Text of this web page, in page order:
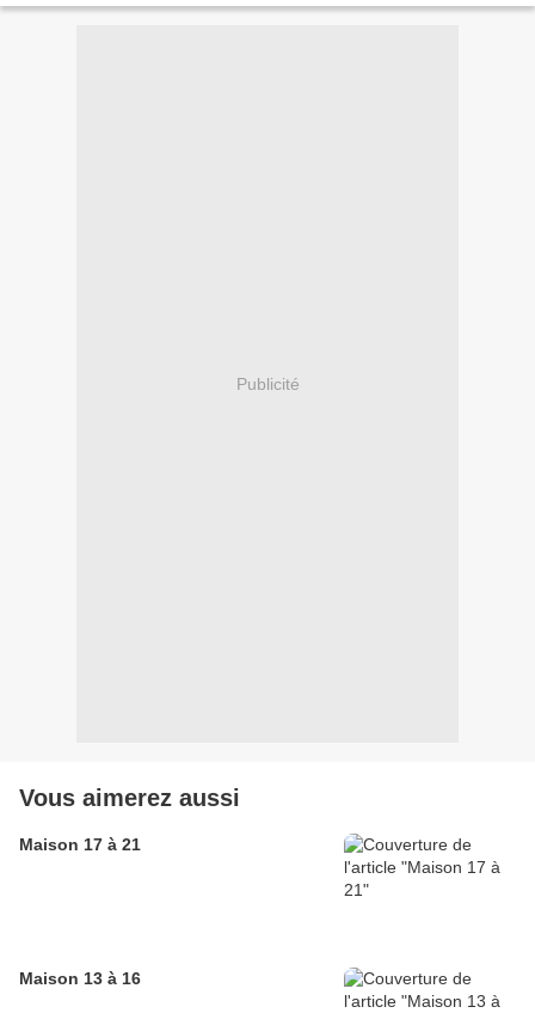
Publicité
Vous aimerez aussi
Maison 17 à 21
Maison 13 à 16